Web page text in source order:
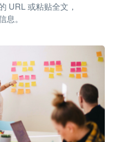
URL 或粘贴全文，
。